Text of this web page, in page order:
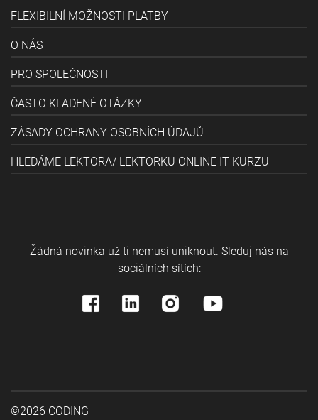
FLEXIBILNÍ MOŽNOSTI PLATBY
O NÁS
PRO SPOLEČNOSTI
ČASTO KLADENÉ OTÁZKY
ZÁSADY OCHRANY OSOBNÍCH ÚDAJŮ
HLEDÁME LEKTORA/ LEKTORKU ONLINE IT KURZU
Žádná novinka už ti nemusí uniknout. Sleduj nás na
sociálních sítích:
©2026 CODING